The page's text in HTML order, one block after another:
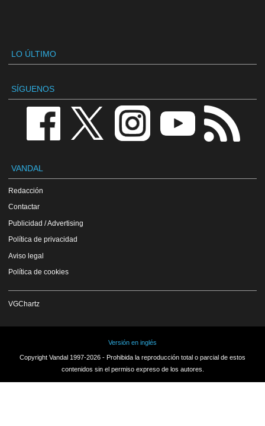
LO ÚLTIMO
SÍGUENOS
VANDAL
Redacción
Contactar
Publicidad / Advertising
Política de privacidad
Aviso legal
Política de cookies
VGChartz
Versión en inglés
Copyright Vandal 1997-2026 - Prohibida la reproducción total o parcial de estos
contenidos sin el permiso expreso de los autores.